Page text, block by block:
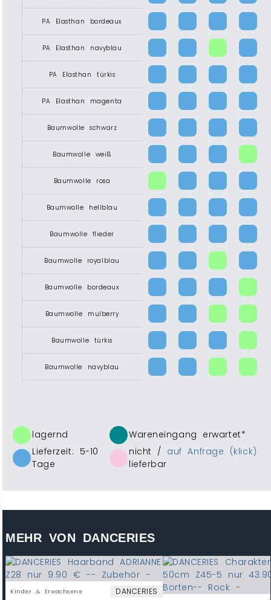
PA Elasthan bordeaux
PA Elasthan navyblau
PA Elasthan türkis
PA Elasthan magenta
Baumwolle schwarz
Baumwolle weiß
Baumwolle rosa
Baumwolle hellblau
Baumwolle flieder
Baumwolle royalblau
Baumwolle bordeaux
Baumwolle mulberry
Baumwolle türkis
Baumwolle navyblau
lagernd
Wareneingang erwartet*
Lieferzeit: 5-10
Tage
nicht / auf Anfrage (klick)
lieferbar
MEHR VON DANCERIES
Kinder & Erwachsene DANCERIES